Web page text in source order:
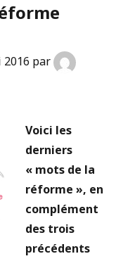
2016 par
Voici les
derniers
« mots de la
réforme », en
complément
des trois
précédents